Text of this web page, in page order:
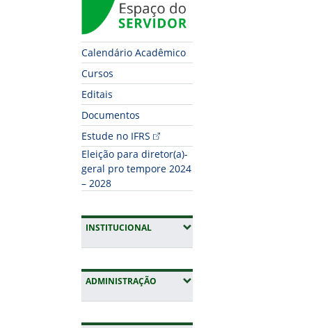
Calendário Acadêmico
Cursos
Editais
Documentos
Estude no IFRS
Eleição para diretor(a)-
geral pro tempore 2024
– 2028
INSTITUCIONAL(EXPANDIR SUBMENUS)
ADMINISTRAÇÃO (EXPANDIR SUBMENUS)